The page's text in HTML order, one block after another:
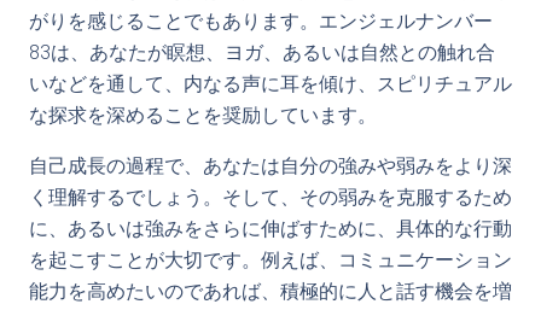
がりを感じることでもあります。エンジェルナンバー
83は、あなたが瞑想、ヨガ、あるいは自然との触れ合
いなどを通して、内なる声に耳を傾け、スピリチュアル
な探求を深めることを奨励しています。
自己成長の過程で、あなたは自分の強みや弱みをより深
く理解するでしょう。そして、その弱みを克服するため
に、あるいは強みをさらに伸ばすために、具体的な行動
を起こすことが大切です。例えば、コミュニケーション
能力を高めたいのであれば、積極的に人と話す機会を増